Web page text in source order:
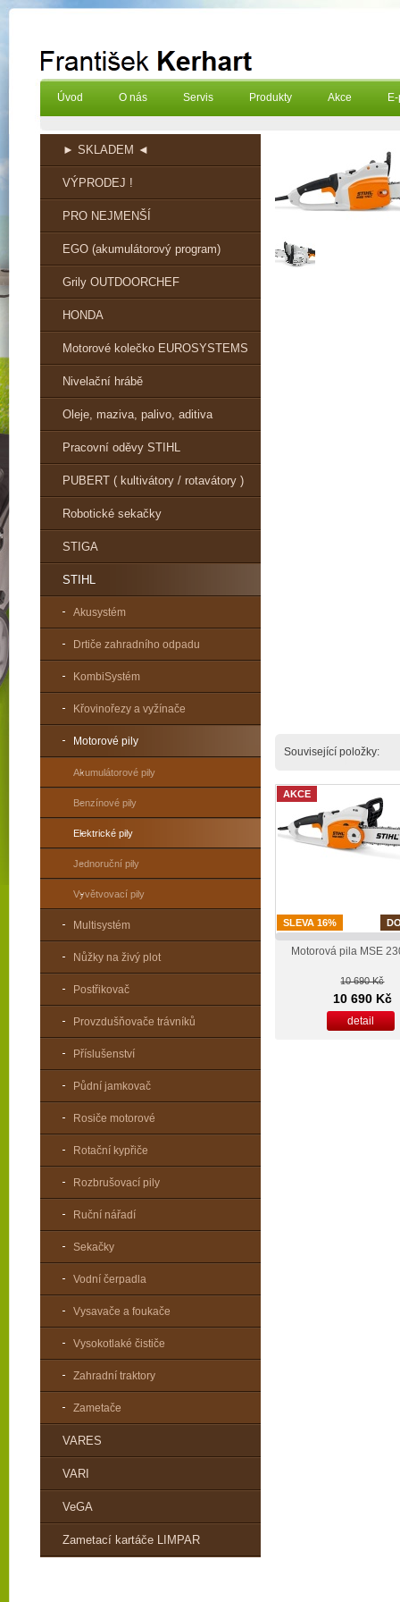
Úvod O nás Servis Produkty Akce
► SKLADEM ◄
VÝPRODEJ !
PRO NEJMENŠÍ
EGO (akumulátorový program)
Grily OUTDOORCHEF
HONDA
Motorové kolečko EUROSYSTEMS
Nivelační hrábě
Oleje, maziva, palivo, aditiva
Pracovní oděvy STIHL
PUBERT ( kultivátory / rotavátory )
Robotické sekačky
STIGA
STIHL
Akusystém
Drtiče zahradního odpadu
KombiSystém
Křovinořezy a vyžínače
Motorové pily
Akumulátorové pily
Benzínové pily
Elektrické pily
Jednoruční pily
Vyvětvovací pily
Multisystém
Nůžky na živý plot
Postřikovač
Provzdušňovače trávníků
Příslušenství
Půdní jamkovač
Rosiče motorové
Rotační kypřiče
Rozbrušovací pily
Ruční nářadí
Sekačky
Vodní čerpadla
Vysavače a foukače
Vysokotlaké čističe
Zahradní traktory
Zametače
VARES
VARI
VeGA
Zametací kartáče LIMPAR
Související položky:
SLEVA 16%
AKCE
Motorová pila MSE
10 690 Kč
10 690 Kč
detail